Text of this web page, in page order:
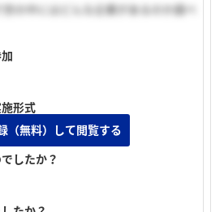
の中にはどんな企業があるのか調べ
形式
あり）
したか？
（無料）して閲覧する